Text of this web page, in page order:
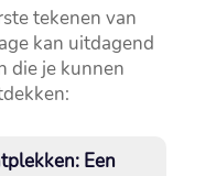
tekenen van
kan uitdagend
die je kunnen
Een